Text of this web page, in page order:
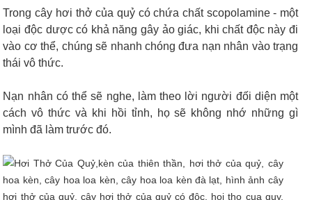
Trong cây hơi thở của quỷ có chứa chất scopolamine - một
loại độc dược có khả năng gây ảo giác, khi chất độc này đi
vào cơ thể, chúng sẽ nhanh chóng đưa nạn nhân vào trạng
thái vô thức.
Nạn nhân có thể sẽ nghe, làm theo lời người đối diện một
cách vô thức và khi hồi tỉnh, họ sẽ không nhớ những gì
mình đã làm trước đó.